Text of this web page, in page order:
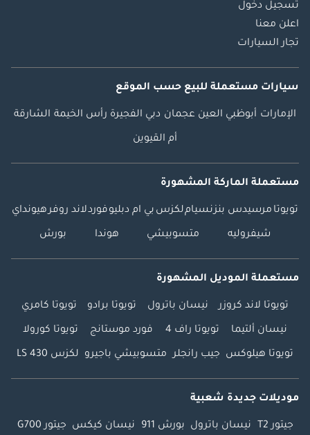
تسجيل دخول
اعلن معنا
تجار السيارات
سيارات مستعملة للبيع حسب الموقع
الإمارات أبوظبي العين عجمان دبي الفجيرة رأس الخيمة الشارقة
أم القيوين
مستعملة الماركة المشهورة
تويوتا مرسيدس بنزنسياملكزس بي ام دبليوفوردلاند روفرهيونداي
شيفروليه متسوبيشي هوندا بورش
مستعملة الموديل المشهورة
تويوتا لاند كروزر نيسان باترول تويوتا برادو تويوتا كامري
نيسان ألتيما تويوتا راف 4 فورد موستانج تويوتا كورولا
تويوتا هيلوكس جيب رانجلر متسوبيشي باجيرو لكزس LS 430
موديلات جديدة شعبية
جيتور T2 نيسان باترول بورش 911 نيسان كيكس جيتور G700